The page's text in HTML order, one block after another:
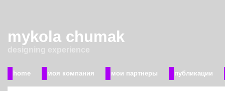
mykola chumak
home моя компания мои партнеры публикации